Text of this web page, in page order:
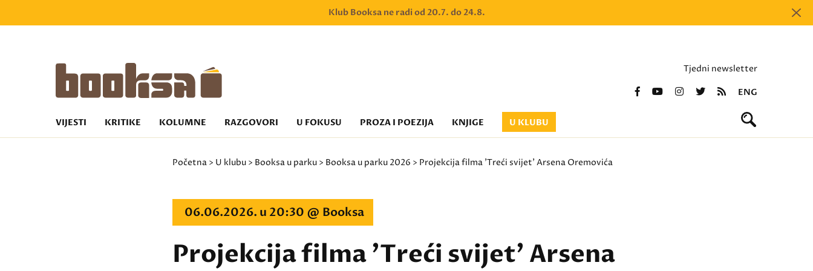
Klub Booksa ne radi od 20.7. do 24.8.
Tjedni newsletter
ENG
VIJESTI KRITIKE KOLUMNE RAZGOVORI U FOKUSU PROZA I POEZIJA KNJIGE U KLUBU
Početna > U klubu > Booksa u parku > Booksa u parku 2026 > Projekcija filma 'Treći svijet' Arsena Oremovića
06.06.2026. u 20:30 @ Booksa
Projekcija filma 'Treći svijet' Arsena